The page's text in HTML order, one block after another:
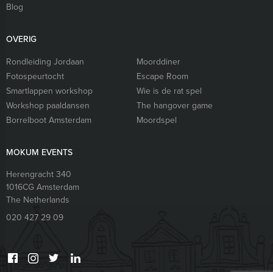
Blog
OVERIG
Rondleiding Jordaan
Moorddiner
Fotospeurtocht
Escape Room
Smartlappen workshop
Wie is de rat spel
Workshop paaldansen
The hangover game
Borrelboot Amsterdam
Moordspel
MOKUM EVENTS
Herengracht 340
1016CG Amsterdam
The Netherlands
020 427 29 09